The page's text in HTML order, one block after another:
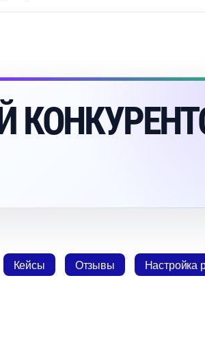
Кейсы Отзывы
Настройка